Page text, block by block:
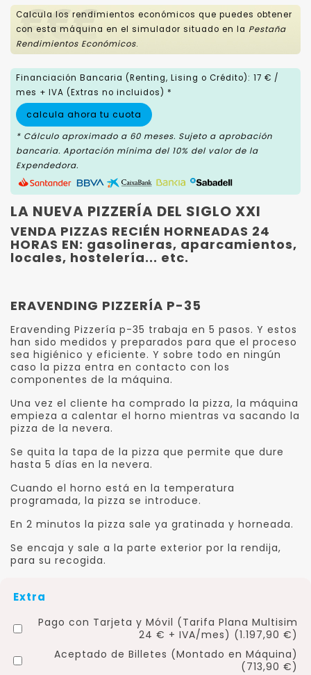
Calcula los rendimientos económicos que puedes obtener
con esta máquina en el simulador situado en la Pestaña
Rendimientos Económicos.
Financiación Bancaria (Renting, Lising o Crédito): 17 € /
mes + IVA (Extras no incluidos) *
calcula ahora tu cuota
* Cálculo aproximado a 60 meses. Sujeto a aprobación
bancaria. Aportación mínima del 10% del valor de la
Expendedora.
LA NUEVA PIZZERÍA DEL SIGLO XXI
VENDA PIZZAS RECIÉN HORNEADAS 24
HORAS EN: gasolineras, aparcamientos,
locales, hostelería... etc.
ERAVENDING PIZZERÍA P-35
Eravending Pizzería p-35 trabaja en 5 pasos. Y estos
han sido medidos y preparados para que el proceso
sea higiénico y eficiente. Y sobre todo en ningún
caso la pizza entra en contacto con los
componentes de la máquina.
Una vez el cliente ha comprado la pizza, la máquina
empieza a calentar el horno mientras va sacando la
pizza de la nevera.
Se quita la tapa de la pizza que permite que dure
hasta 5 días en la nevera.
Cuando el horno está en la temperatura
programada, la pizza se introduce.
En 2 minutos la pizza sale ya gratinada y horneada.
Se encaja y sale a la parte exterior por la rendija,
para su recogida.
Extra
Pago con Tarjeta y Móvil (Tarifa Plana Multisim
24 € + IVA/mes) (1.197,90 €)
Aceptado de Billetes (Montado en Máquina)
(713,90 €)